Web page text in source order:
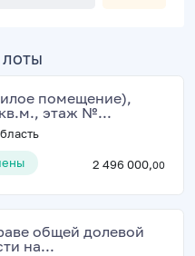
помещение),
этаж №...
2 496 000,00
общей долевой
на...